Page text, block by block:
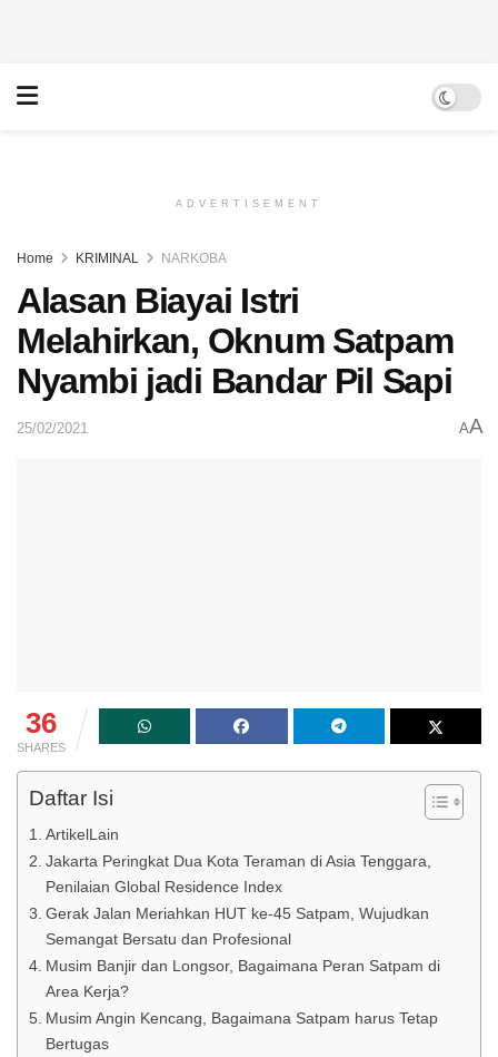
ADVERTISEMENT
Home KRIMINAL NARKOBA
Alasan Biayai Istri
Melahirkan, Oknum Satpam
Nyambi jadi Bandar Pil Sapi
25/02/2021 AA
36
SHARES
Daftar Isi
ArtikelLain
Jakarta Peringkat Dua Kota Teraman di Asia Tenggara,
Penilaian Global Residence Index
Gerak Jalan Meriahkan HUT ke-45 Satpam, Wujudkan
Semangat Bersatu dan Profesional
Musim Banjir dan Longsor, Bagaimana Peran Satpam di
Area Kerja?
Musim Angin Kencang, Bagaimana Satpam harus Tetap
Bertugas